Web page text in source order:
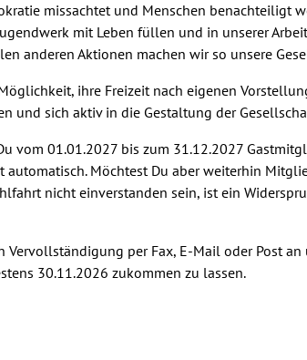
missachtet und Menschen benachteiligt
mit Leben füllen und in unserer
anderen Aktionen machen wir so unsere
ihre Freizeit nach eigenen
und sich aktiv in die Gestaltung der
vom 01.01.2027 bis zum 31.12.2027
Möchtest Du aber weiterhin
nicht einverstanden sein, ist ein
per Fax, E-Mail oder Post
30.11.2026 zukommen zu lassen.